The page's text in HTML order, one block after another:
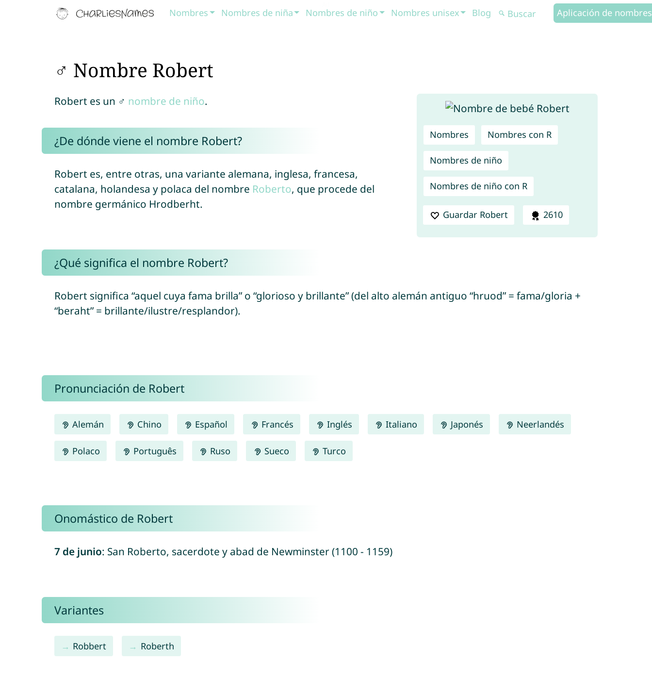
Nombres Nombres de niña Nombres de niño Nombres unisex Blog Aplicación de nombres
♂ Nombre Robert
Nombres Nombres con R
Nombres de niño
Nombres de niño con R
Guardar Robert 2610
Robert es un ♂ nombre de niño.
¿De dónde viene el nombre Robert?
Robert es, entre otras, una variante alemana, inglesa, francesa,
catalana, holandesa y polaca del nombre Roberto, que procede del
nombre germánico Hrodberht.
¿Qué significa el nombre Robert?
Robert significa “aquel cuya fama brilla” o “glorioso y brillante” (del alto alemán antiguo “hruod” = fama/gloria +
“beraht” = brillante/ilustre/resplandor).
Pronunciación de Robert
Alemán Chino Español Francés Inglés Italiano Japonés Neerlandés
Polaco Português Ruso Sueco Turco
Onomástico de Robert
7 de junio: San Roberto, sacerdote y abad de Newminster (1100 - 1159)
Variantes
Robbert Roberth